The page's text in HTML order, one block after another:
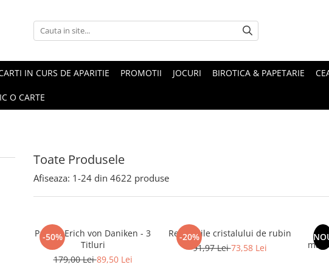
IN CURS DE APARITIE PROMOTII JOCURI BIROTICA & PAPETARIE
O CARTE
Toate Produsele
Afiseaza: 1-24 din 4622 produse
-50%
Pachet Erich von Daniken - 3
Titluri
179,00 Lei89,50 Lei
-20%
Revelatiile cristalului de rubin
91,97 Lei73,58 Lei
magice. Mituri si